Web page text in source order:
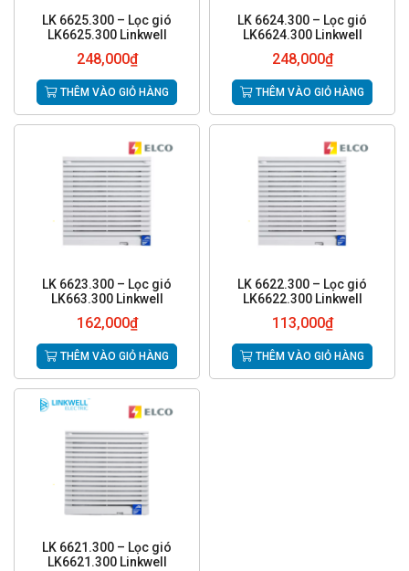
LK 6625.300 – Lọc gió
LK6625.300 Linkwell
248,000₫
THÊM VÀO GIỎ HÀNG
LK 6624.300 – Lọc gió
LK6624.300 Linkwell
248,000₫
THÊM VÀO GIỎ HÀNG
LK 6623.300 – Lọc gió
LK663.300 Linkwell
162,000₫
THÊM VÀO GIỎ HÀNG
LK 6622.300 – Lọc gió
LK6622.300 Linkwell
113,000₫
THÊM VÀO GIỎ HÀNG
LK 6621.300 – Lọc gió
LK6621.300 Linkwell